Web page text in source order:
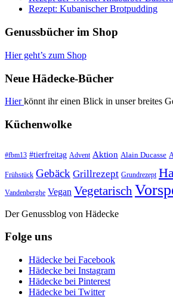
Rezept: Kubanischer Brotpudding
Genussbücher im Shop
Hier geht’s zum Shop
Neue Hädecke-Bücher
Hierkönnt ihr einen Blick in unser breites
Küchenwolke
#fbm13 #tierfreitag Advent Aktion Alain Ducasse
Frühstück Gebäck Grillrezept Grundrezept
Vandenberghe Vegan Vegetarisch
Der Genussblog von Hädecke
Folge uns
Hädecke bei Facebook
Hädecke bei Instagram
Hädecke bei Pinterest
Hädecke bei Twitter